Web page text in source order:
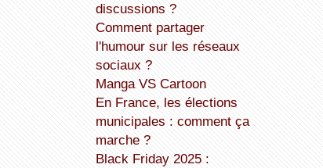
discussions ?
Comment partager
l'humour sur les réseaux
sociaux ?
Manga VS Cartoon
En France, les élections
municipales : comment ça
marche ?
Black Friday 2025 :